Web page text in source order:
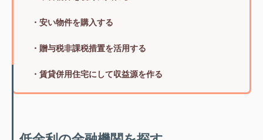
・安い物件を購入する
・贈与税非課税措置を活用する
・賃貸併用住宅にして収益源を作る